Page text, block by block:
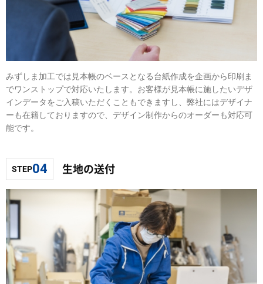
みずしま加工では見本帳のベースとなる台紙作成を企画から印刷ま
でワンストップで対応いたします。お客様が見本帳に施したいデザ
インデータをご入稿いただくこともできますし、弊社にはデザイナ
ーも在籍しておりますので、デザイン制作からのオーダーも対応可
能です。
STEP04 生地の送付